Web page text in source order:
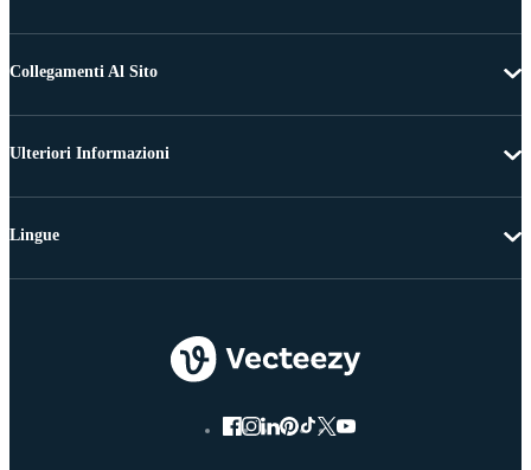
Collegamenti Al Sito
Ulteriori Informazioni
Lingue